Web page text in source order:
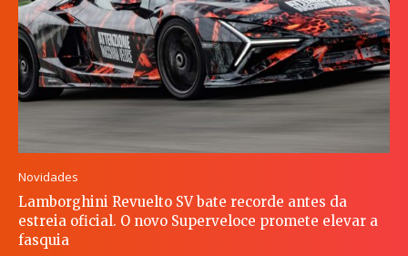
Novidades
Lamborghini Revuelto SV bate recorde antes da
estreia oficial. O novo Superveloce promete elevar a
fasquia